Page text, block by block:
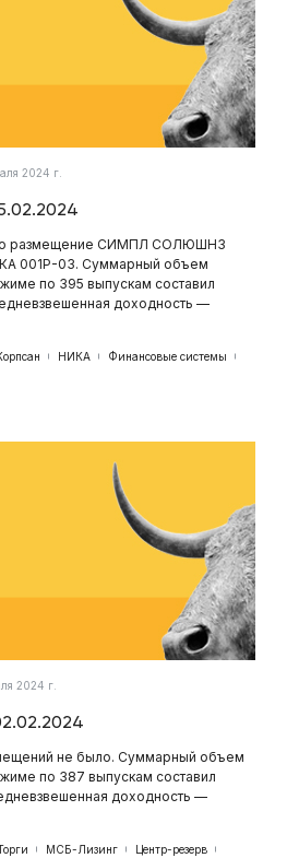
2024 г.
размещение СИМПЛ СОЛЮШНЗ
001Р-03 . Суммарный объем
по 395 выпускам составил
доходность —
НИКА
Финансовые системы
2024 г.
не было. Суммарный объем
по 387 выпускам составил
доходность —
МСБ-Лизинг
Центр-резерв